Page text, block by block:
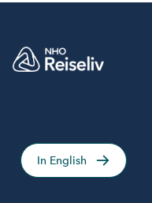
In English